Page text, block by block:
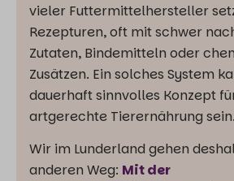
vieler Futtermittelhersteller
Rezepturen, oft mit schwer
Zutaten, Bindemitteln oder
Zusätzen. Ein solches System
dauerhaft sinnvolles Konzept
artgerechte Tierernährung sein.
Wir im Lunderland gehen
anderen Weg: Mit der